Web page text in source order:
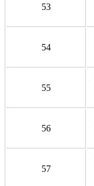
53
54
55
56
57